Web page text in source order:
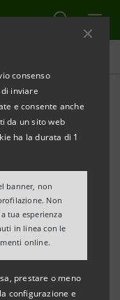
consenso
inviare
e consente anche
da un sito web
ha la durata di 1
banner, non
Non
tua esperienza
in linea con le
online.
prestare o meno
configurazione e
sociale: